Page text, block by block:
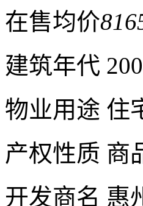
在售均价
建筑年代
物业用途 住
产权性质 商
开发商名 惠